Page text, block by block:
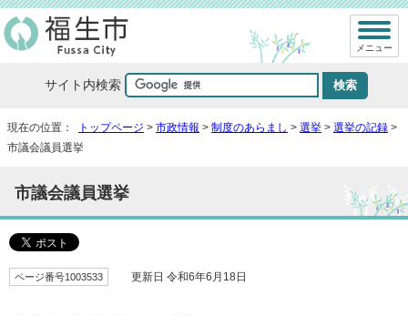
サイト内検索
メニュー
現在の位置： トップページ > 市政情報 > 制度のあらまし > 選挙 > 選挙の記録 >
市議会議員選挙
市議会議員選挙
ページ番号1003533 更新日 令和6年6月18日